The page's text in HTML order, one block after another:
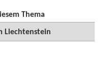
Thema
Liechtenstein